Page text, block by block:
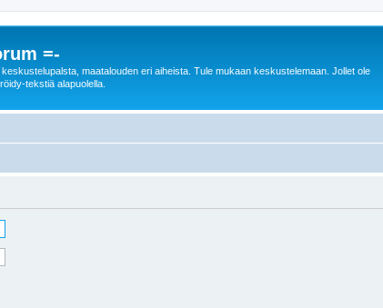
=-
maatalouden eri aiheista. Tule mukaan keskustelemaan. Jollet ole
tekstiä alapuolella.